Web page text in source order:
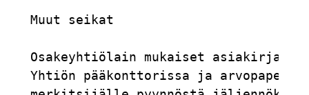
Muut seikat
Osakeyhtiölain mukaiset asiakirjat
Yhtiön pääkonttorissa ja